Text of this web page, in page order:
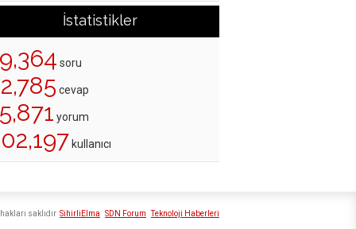
İstatistikler
soru
cevap
yorum
kullanıcı
SihirliElma SDN Forum Teknoloji Haberleri
saklıdır